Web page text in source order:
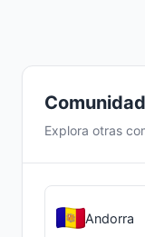
Explora otras
Andorra